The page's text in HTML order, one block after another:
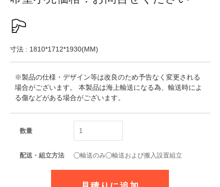
寸法 : 1810*1712*1930(MM)
※製品の仕様・デザイン等は改良のため予告なく変更される
場合がございます。 本製品は海上輸送になる為、輸送時によ
る傷などがある場合がございます。
数量
配送・組立方法 輸送のみ 輸送および搬入設置組立